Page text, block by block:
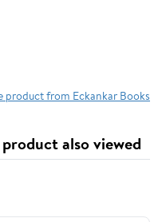
product from Eckankar Books
also viewed